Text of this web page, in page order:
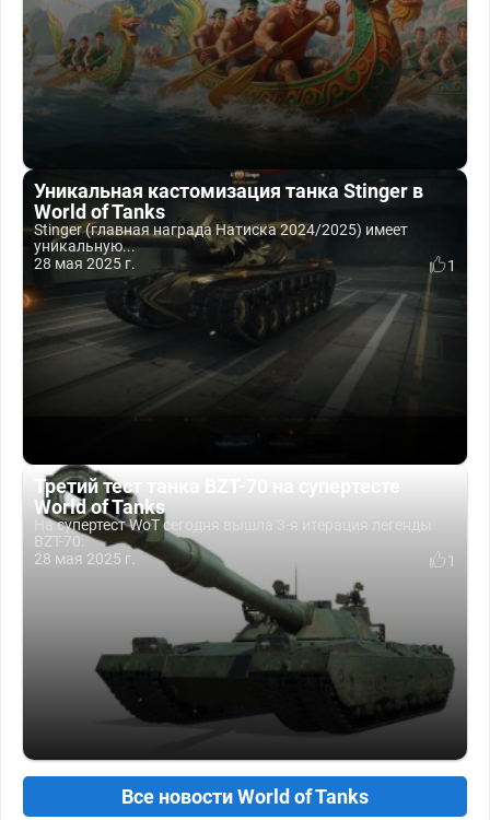
Уникальная кастомизация танка Stinger в
World of Tanks
Stinger (главная награда Натиска 2024/2025) имеет
уникальную...
28 мая 2025 г.
1
Третий тест танка BZT-70 на супертесте
World of Tanks
На супертест WoT сегодня вышла 3-я итерация легенды
BZT-70.
28 мая 2025 г.
1
Все новости World of Tanks